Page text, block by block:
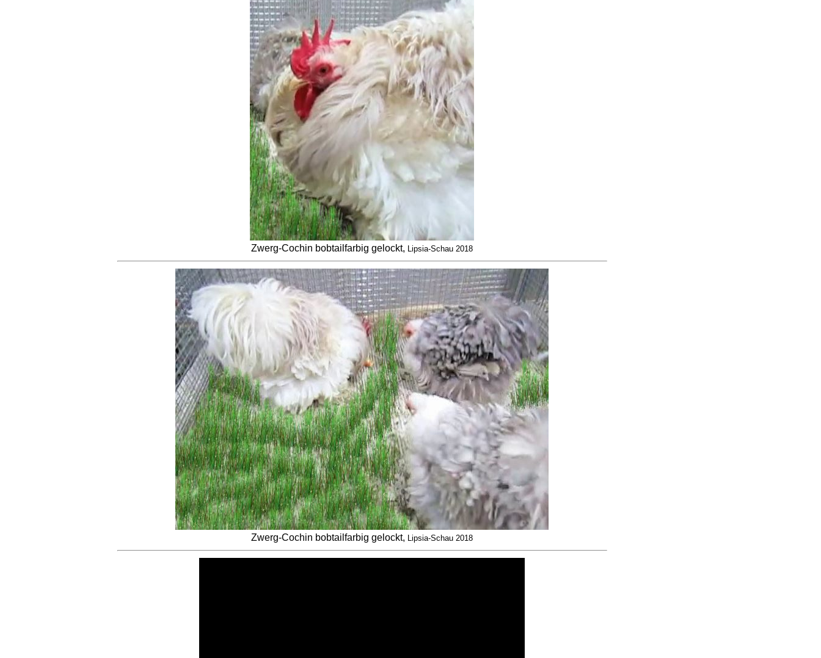
Zwerg-Cochin bobtailfarbig gelockt, Lipsia-Schau 2018
Zwerg-Cochin bobtailfarbig gelockt, Lipsia-Schau 2018